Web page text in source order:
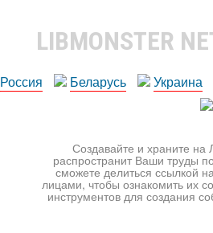
LIBMONSTER
Россия Беларусь Украина
Создавайте и храните на
распространит Ваши труды
сможете делиться ссылкой
лицами, чтобы ознакомить их
инструментов для создания